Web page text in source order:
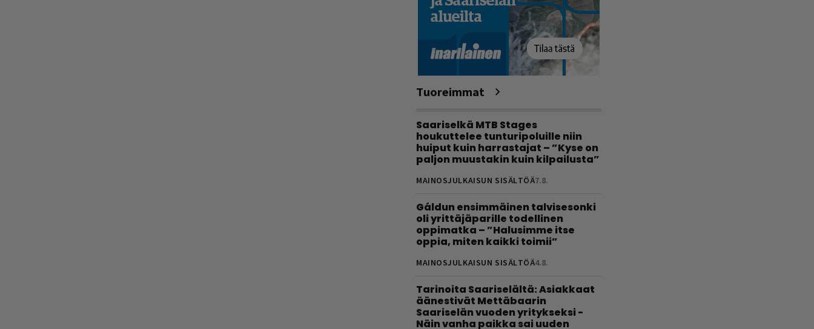
Tuoreimmat
Saariselkä MTB Stages
houkuttelee tunturipoluille niin
huiput kuin harrastajat – ”Kyse on
paljon muustakin kuin kilpailusta”
MAINOSJULKAISUN SISÄLTÖÄ7.8.
Gáldun ensimmäinen talvisesonki
oli yrittäjäparille todellinen
oppimatka – ”Halusimme itse
oppia, miten kaikki toimii”
MAINOSJULKAISUN SISÄLTÖÄ4.8.
Tarinoita Saariselältä: Asiakkaat
äänestivät Mettäbaarin
Saariselän vuoden yritykseksi -
Näin vanha paikka sai uuden